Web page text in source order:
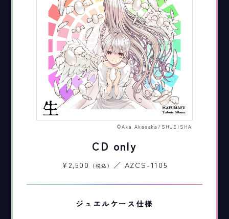
©Aka Akasaka/SHUEISHA
CD only
¥2,500 （税込） ／ AZCS-1105
ジュエルケース仕様